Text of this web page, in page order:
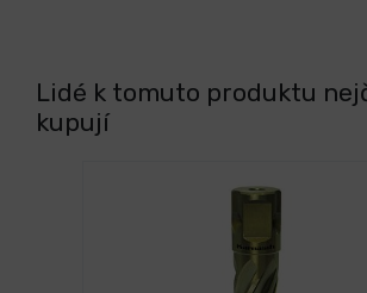
Lidé k tomuto produktu
kupují